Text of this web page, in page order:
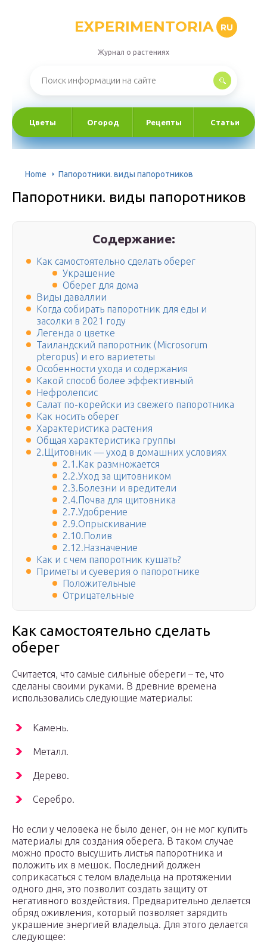
EXPERIMENTORIA RU
Журнал о растениях
Цветы Огород Рецепты Статьи
Home Папоротники. виды папоротников
Папоротники. виды папоротников
Содержание:
Как самостоятельно сделать оберег
Украшение
Оберег для дома
Виды даваллии
Когда собирать папоротник для еды и
засолки в 2021 году
Легенда о цветке
Таиландский папоротник (Microsorum
pteropus) и его вариететы
Особенности ухода и содержания
Какой способ более эффективный
Нефролепсис
Салат по-корейски из свежего папоротника
Как носить оберег
Характеристика растения
Общая характеристика группы
2.Щитовник — уход в домашних условиях
2.1.Как размножается
2.2.Уход за щитовником
2.3.Болезни и вредители
2.4.Почва для щитовника
2.7.Удобрение
2.9.Опрыскивание
2.10.Полив
2.12.Назначение
Как и с чем папоротник кушать?
Приметы и суеверия о папоротнике
Положительные
Отрицательные
Как самостоятельно сделать
оберег
Считается, что самые сильные обереги – те, что
сделаны своими руками. В древние времена
использовались следующие материалы:
Камень.
Металл.
Дерево.
Серебро.
Но если у человека не было денег, он не мог купить
материалы для создания оберега. В таком случае
можно просто высушить листья папоротника и
положить их в мешок. Последний должен
соприкасаться с телом владельца на протяжении
одного дня, это позволит создать защиту от
негативного воздействия. Предварительно делается
обряд оживления, который позволяет зарядить
украшение энергией владельца. Для этого делается
следующее: